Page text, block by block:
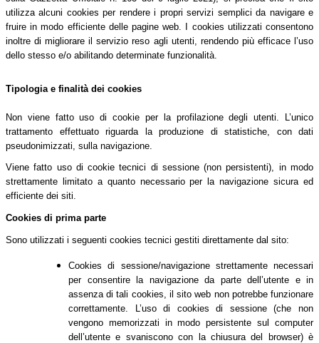
utilizza alcuni cookies per rendere i propri servizi semplici da navigare e
fruire in modo efficiente delle pagine web. I cookies utilizzati consentono
inoltre di migliorare il servizio reso agli utenti, rendendo più efficace l’uso
dello stesso e/o abilitando determinate funzionalità.
Tipologia e finalità dei cookies
Non viene fatto uso di cookie per la profilazione degli utenti. L’unico
trattamento effettuato riguarda la produzione di statistiche, con dati
pseudonimizzati, sulla navigazione.
Viene fatto uso di cookie tecnici di sessione (non persistenti), in modo
strettamente limitato a quanto necessario per la navigazione sicura ed
efficiente dei siti.
Cookies di prima parte
Sono utilizzati i seguenti cookies tecnici gestiti direttamente dal sito:
Cookies di sessione/navigazione strettamente necessari
per consentire la navigazione da parte dell’utente e in
assenza di tali cookies, il sito web non potrebbe funzionare
correttamente. L’uso di cookies di sessione (che non
vengono memorizzati in modo persistente sul computer
dell’utente e svaniscono con la chiusura del browser) è